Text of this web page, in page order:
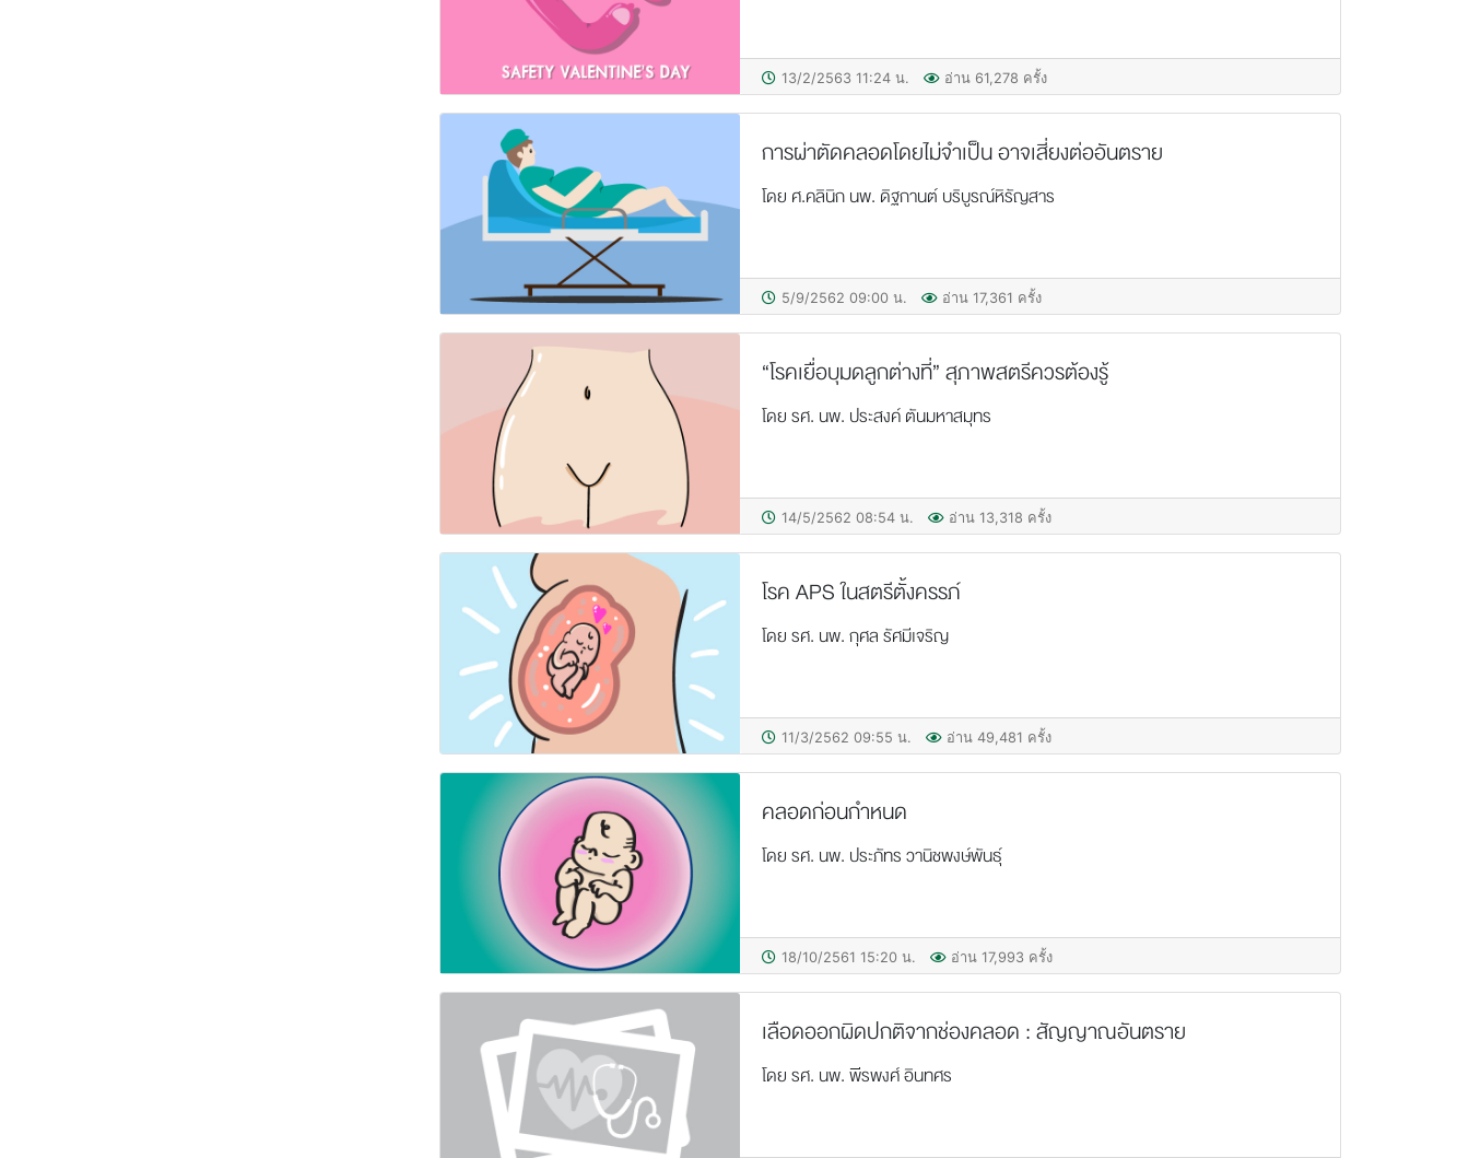
13/2/2563 11:24 น. อ่าน 61,278 ครั้ง
การผ่าตัดคลอดโดยไม่จำเป็น อาจเสี่ยงต่ออันตราย
โดย ศ.คลินิก นพ. ดิฐกานต์ บริบูรณ์หิรัญสาร
5/9/2562 09:00 น. อ่าน 17,361 ครั้ง
“โรคเยื่อบุมดลูกต่างที่” สุภาพสตรีควรต้องรู้
โดย รศ. นพ. ประสงค์ ตันมหาสมุทร
14/5/2562 08:54 น. อ่าน 13,318 ครั้ง
โรค APS ในสตรีตั้งครรภ์
โดย รศ. นพ. กุศล รัศมีเจริญ
11/3/2562 09:55 น. อ่าน 49,481 ครั้ง
คลอดก่อนกำหนด
โดย รศ. นพ. ประภัทร วานิชพงษ์พันธุ์
18/10/2561 15:20 น. อ่าน 17,993 ครั้ง
เลือดออกผิดปกติจากช่องคลอด : สัญญาณอันตราย
โดย รศ. นพ. พีรพงศ์ อินทศร